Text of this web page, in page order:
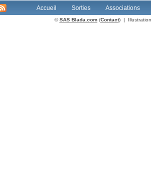
Accueil Sorties Associations
©SAS Blada.com(Contact) |